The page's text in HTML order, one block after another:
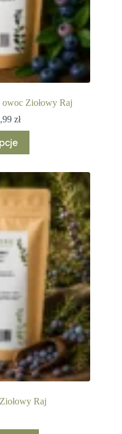
Ziołowy Raj
złZakres
cen:
78,99 zł
Raj